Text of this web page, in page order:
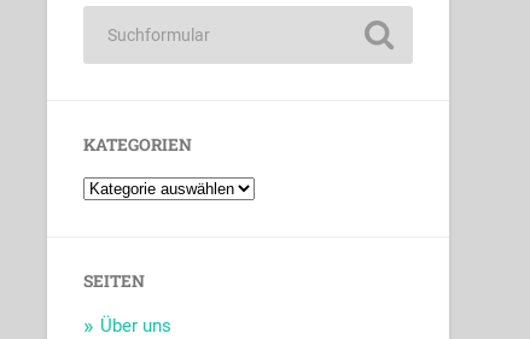
KATEGORIEN
SEITEN
Über uns